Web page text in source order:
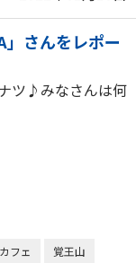
さんをレポー
ツ♪みなさんは何
カフェ 覚王山